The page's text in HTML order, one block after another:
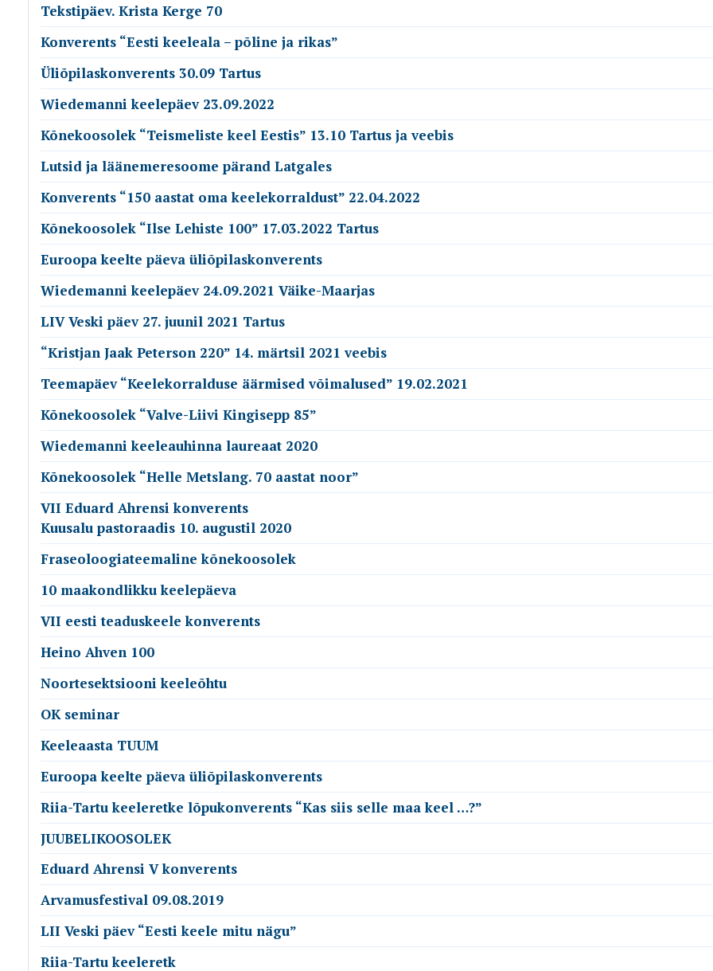
Tekstipäev. Krista Kerge 70
Konverents “Eesti keeleala – põline ja rikas”
Üliõpilaskonverents 30.09 Tartus
Wiedemanni keelepäev 23.09.2022
Kõnekoosolek “Teismeliste keel Eestis” 13.10 Tartus ja veebis
Lutsid ja läänemeresoome pärand Latgales
Konverents “150 aastat oma keelekorraldust” 22.04.2022
Kõnekoosolek “Ilse Lehiste 100” 17.03.2022 Tartus
Euroopa keelte päeva üliõpilaskonverents
Wiedemanni keelepäev 24.09.2021 Väike-Maarjas
LIV Veski päev 27. juunil 2021 Tartus
“Kristjan Jaak Peterson 220” 14. märtsil 2021 veebis
Teemapäev “Keelekorralduse äärmised võimalused” 19.02.2021
Kõnekoosolek “Valve-Liivi Kingisepp 85”
Wiedemanni keeleauhinna laureaat 2020
Kõnekoosolek “Helle Metslang. 70 aastat noor”
VII Eduard Ahrensi konverents
Kuusalu pastoraadis 10. augustil 2020
Fraseoloogiateemaline kõnekoosolek
10 maakondlikku keelepäeva
VII eesti teaduskeele konverents
Heino Ahven 100
Noortesektsiooni keeleõhtu
OK seminar
Keeleaasta TUUM
Euroopa keelte päeva üliõpilaskonverents
Riia-Tartu keeleretke lõpukonverents “Kas siis selle maa keel …?”
JUUBELIKOOSOLEK
Eduard Ahrensi V konverents
Arvamusfestival 09.08.2019
LII Veski päev “Eesti keele mitu nägu”
Riia-Tartu keeleretk